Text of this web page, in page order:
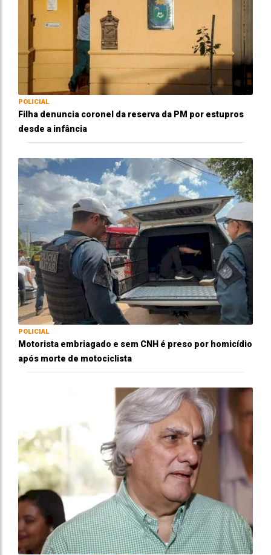
POLICIAL
Filha denuncia coronel da reserva da PM por estupros
desde a infância
POLICIAL
Motorista embriagado e sem CNH é preso por homicídio
após morte de motociclista